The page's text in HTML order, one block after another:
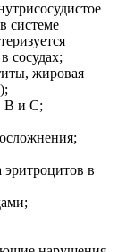
системе
сосудах;
жировая
B и C;
эритроцитов в